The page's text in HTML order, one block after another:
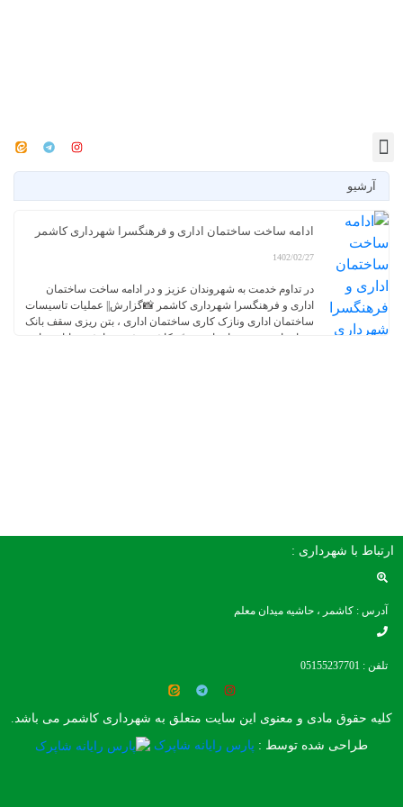
آرشیو
ادامه ساخت ساختمان اداری و فرهنگسرا شهرداری کاشمر
1402/02/27
در تداوم خدمت به شهروندان عزیز و در ادامه ساخت ساختمان
اداری و فرهنگسرا شهرداری کاشمر 📸گزارش|| عملیات تاسیسات
ساختمان اداری ونازک کاری ساختمان اداری ، بتن ریزی سقف بانک
ونمازخانه در دست اجراست . ✅ کاشمر،شهرزیبا-شهر دانایی ها
ارتباط با شهرداری :
آدرس : کاشمر ، حاشیه میدان معلم
تلفن : 05155237701
کلیه حقوق مادی و معنوی این سایت متعلق به شهرداری کاشمر می باشد.
طراحی شده توسط : پارس رایانه شاپرک